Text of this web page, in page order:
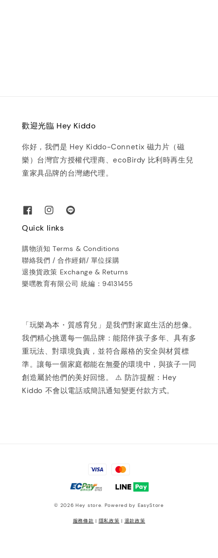
歡迎光臨 Hey Kiddo
你好，我們是 Hey Kiddo-Connetix 磁力片（磁
樂）台灣官方授權代理商、ecoBirdy 比利時再生兒
童家具品牌的台灣總代理。
Quick links
購物須知 Terms & Conditions
聯絡我們 / 合作經銷/ 單位採購
退換貨政策 Exchange & Returns
樂嘿教育有限公司 統編：94131455
「玩樂為本・質感育兒」是我們對家庭生活的想像。
我們精心挑選每一個品牌：能陪伴孩子多年、具有多
重玩法、對環境負責，並符合嚴格的安全與材質標
準。讓每一個家庭都能在無憂的環境中，與孩子一同
創造屬於他們的美好回憶。 ⚠️ 防詐提醒：Hey
Kiddo 不會以電話或簡訊通知變更付款方式。
© 2026 Hey store. Powered by EasyStore
服務條款 | 隱私政策 | 退款政策